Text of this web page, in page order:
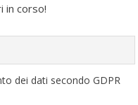
in corso!
dei dati secondo GDPR